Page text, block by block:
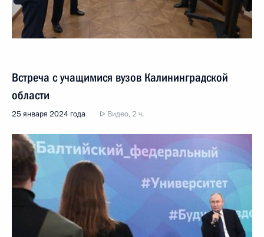
Встреча с учащимися вузов Калининградской
области
25 января 2024 года Видео, 2 ч.